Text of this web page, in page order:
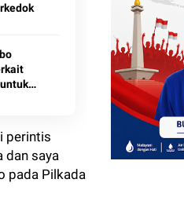
perintis
dan saya
pada Pilkada